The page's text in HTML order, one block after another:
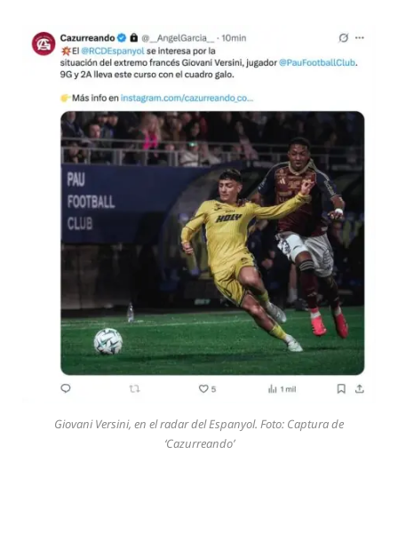
Giovani Versini, en el radar del Espanyol. Foto: Captura de
‘Cazurreando’